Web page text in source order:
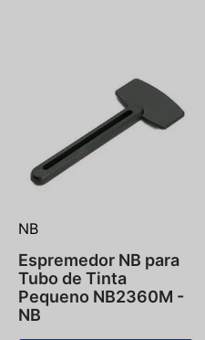
NB
Espremedor NB para
Tubo de Tinta
Pequeno NB2360M -
NB